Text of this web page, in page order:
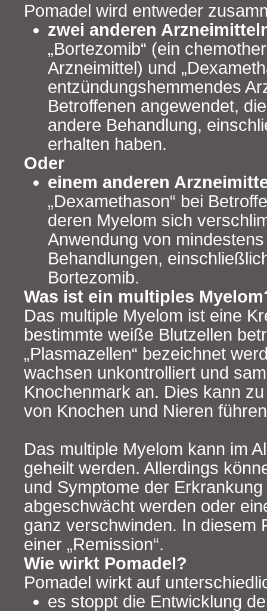
Pomadel wird entweder
zwei anderen
„Bortezomib“ (ein
Arzneimittel) und
entzündungshemmendes
Betroffenen angewendet,
andere Behandlung,
erhalten haben.
Oder
einem anderen
„Dexamethason“ bei
deren Myelom sich
Anwendung von
Behandlungen,
Bortezomib.
Was ist ein multiples
Das multiple Myelom ist eine
bestimmte weiße Blutzellen
„Plasmazellen“ bezeichnet
wachsen unkontrolliert und
Knochenmark an. Dies kann
von Knochen und Nieren
Das multiple Myelom kann im
geheilt werden. Allerdings
und Symptome der
abgeschwächt werden oder
ganz verschwinden. In diesem
einer „Remission“.
Wie wirkt Pomadel?
Pomadel wirkt auf
es stoppt die Entwicklung